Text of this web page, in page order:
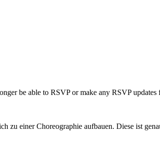
be able to RSVP or make any RSVP updates
zu einer Choreographie aufbauen. Diese ist